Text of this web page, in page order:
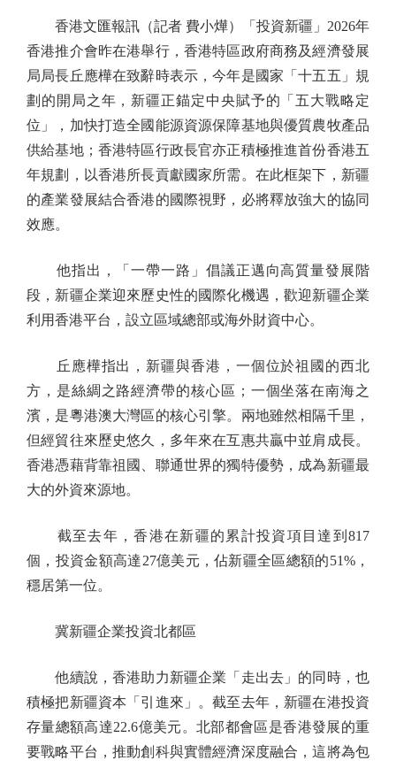
香港文匯報訊（記者 費小燁）「投資新疆」2026年
香港推介會昨在港舉行，香港特區政府商務及經濟發展
局局長丘應樺在致辭時表示，今年是國家「十五五」規
劃的開局之年，新疆正錨定中央賦予的「五大戰略定
位」，加快打造全國能源資源保障基地與優質農牧產品
供給基地；香港特區行政長官亦正積極推進首份香港五
年規劃，以香港所長貢獻國家所需。在此框架下，新疆
的產業發展結合香港的國際視野，必將釋放強大的協同
效應。
他指出，「一帶一路」倡議正邁向高質量發展階
段，新疆企業迎來歷史性的國際化機遇，歡迎新疆企業
利用香港平台，設立區域總部或海外財資中心。
丘應樺指出，新疆與香港，一個位於祖國的西北
方，是絲綢之路經濟帶的核心區；一個坐落在南海之
濱，是粵港澳大灣區的核心引擎。兩地雖然相隔千里，
但經貿往來歷史悠久，多年來在互惠共贏中並肩成長。
香港憑藉背靠祖國、聯通世界的獨特優勢，成為新疆最
大的外資來源地。
截至去年，香港在新疆的累計投資項目達到817
個，投資金額高達27億美元，佔新疆全區總額的51%，
穩居第一位。
冀新疆企業投資北都區
他續說，香港助力新疆企業「走出去」的同時，也
積極把新疆資本「引進來」。截至去年，新疆在港投資
存量總額高達22.6億美元。北部都會區是香港發展的重
要戰略平台，推動創科與實體經濟深度融合，這將為包